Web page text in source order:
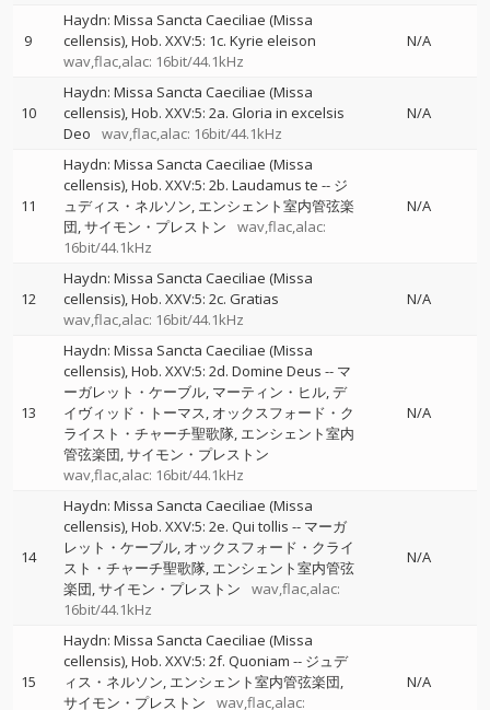
9
Haydn: Missa Sancta Caeciliae (Missa
cellensis), Hob. XXV:5: 1c. Kyrie eleison
wav,flac,alac: 16bit/44.1kHz
N/A
10
Haydn: Missa Sancta Caeciliae (Missa
cellensis), Hob. XXV:5: 2a. Gloria in excelsis
Deo
wav,flac,alac: 16bit/44.1kHz
N/A
11
Haydn: Missa Sancta Caeciliae (Missa
cellensis), Hob. XXV:5: 2b. Laudamus te -- ジ
ュディス・ネルソン エンシェント室内管弦楽
団 サイモン・プレストン
wav,flac,alac:
16bit/44.1kHz
N/A
12
Haydn: Missa Sancta Caeciliae (Missa
cellensis), Hob. XXV:5: 2c. Gratias
wav,flac,alac: 16bit/44.1kHz
N/A
13
Haydn: Missa Sancta Caeciliae (Missa
cellensis), Hob. XXV:5: 2d. Domine Deus -- マ
ーガレット・ケーブル マーティン・ヒル デ
イヴィッド・トーマス オックスフォード・ク
ライスト・チャーチ聖歌隊 エンシェント室内
管弦楽団 サイモン・プレストン
wav,flac,alac: 16bit/44.1kHz
N/A
14
Haydn: Missa Sancta Caeciliae (Missa
cellensis), Hob. XXV:5: 2e. Qui tollis -- マーガ
レット・ケーブル オックスフォード・クライ
スト・チャーチ聖歌隊 エンシェント室内管弦
楽団 サイモン・プレストン
wav,flac,alac:
16bit/44.1kHz
N/A
15
Haydn: Missa Sancta Caeciliae (Missa
cellensis), Hob. XXV:5: 2f. Quoniam -- ジュデ
ィス・ネルソン エンシェント室内管弦楽団
サイモン・プレストン
wav,flac,alac:
N/A